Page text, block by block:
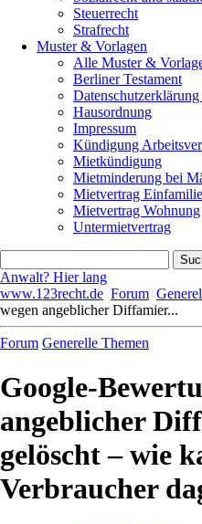
Steuerrecht
Strafrecht
Muster & Vorlagen
Alle Muster &
Berliner Testament
Hausordnung
Impressum
Kündigung
Mietkündigung
Mietminderung bei
Mietvertrag
Mietvertrag Wohnung
Untermietvertrag
Anwalt? Hier lang
www.123recht.de Forum
wegen angeblicher Diffamier...
Forum Generelle Themen
Google-
angeblicher
gelöscht – wie
Verbraucher